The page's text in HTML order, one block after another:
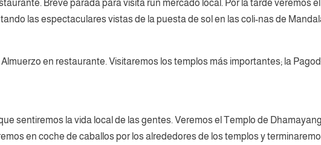
Breve parada para visita run mercado local. Por la tarde veremos
las espectaculares vistas de la puesta de sol en las coli-nas de
en restaurante. Visitaremos los templos más importantes; la
sentiremos la vida local de las gentes. Veremos el Templo de
en coche de caballos por los alrededores de los templos y